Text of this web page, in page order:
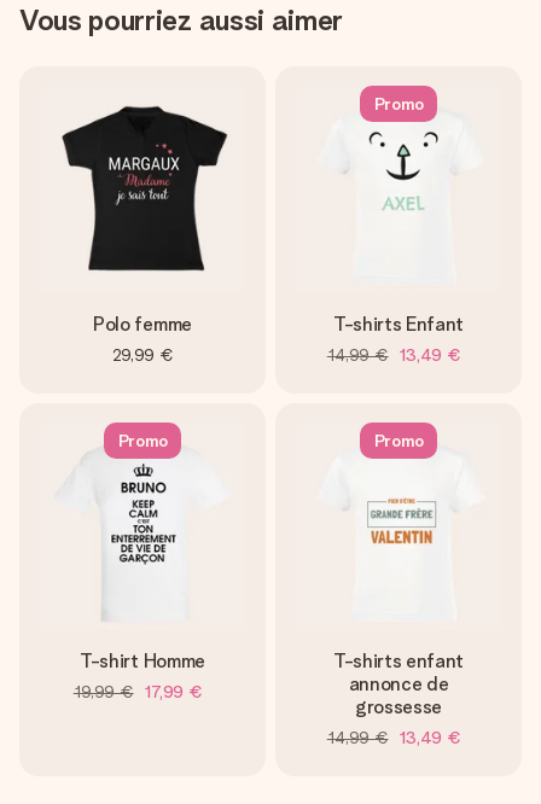
Vous pourriez aussi aimer
Polo femme
29,99 €
Promo
T-shirts Enfant
14,99 € 13,49 €
Promo
T-shirt Homme
19,99 € 17,99 €
Promo
T-shirts enfant
annonce de
grossesse
14,99 € 13,49 €